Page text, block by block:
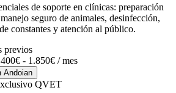
de soporte en clínicas: preparación
seguro de animales, desinfección,
constantes y atención al público.
previos
- 1.850€ / mes
Andoian
QVET